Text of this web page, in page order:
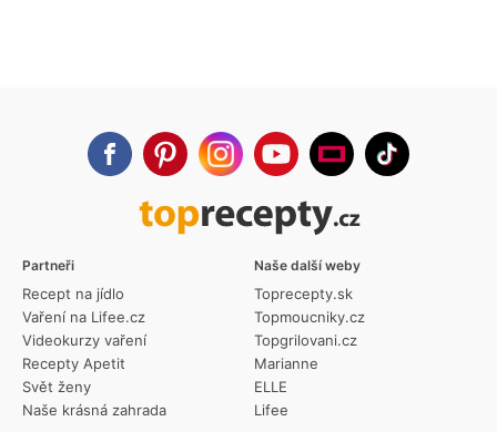
Partneři
Recept na jídlo
Vaření na Lifee.cz
Videokurzy vaření
Recepty Apetit
Svět ženy
Naše krásná zahrada
Naše další weby
Toprecepty.sk
Topmoucniky.cz
Topgrilovani.cz
Marianne
ELLE
Lifee